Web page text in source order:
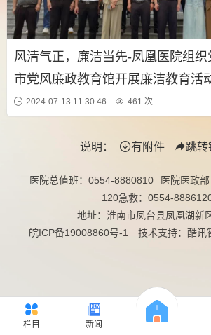
风清气正，廉洁当先-凤凰医院组
市党风廉政教育馆开展廉洁教育活
2024-07-13 11:30:46 461 次
说明： 有附件 跳转
栏目 新闻
医院总值班： 0554-8880810 医院医政部
120急救： 0554-
地址：淮南市凤台县凤凰湖新
皖ICP备19008860号-1
技术支持：酷讯